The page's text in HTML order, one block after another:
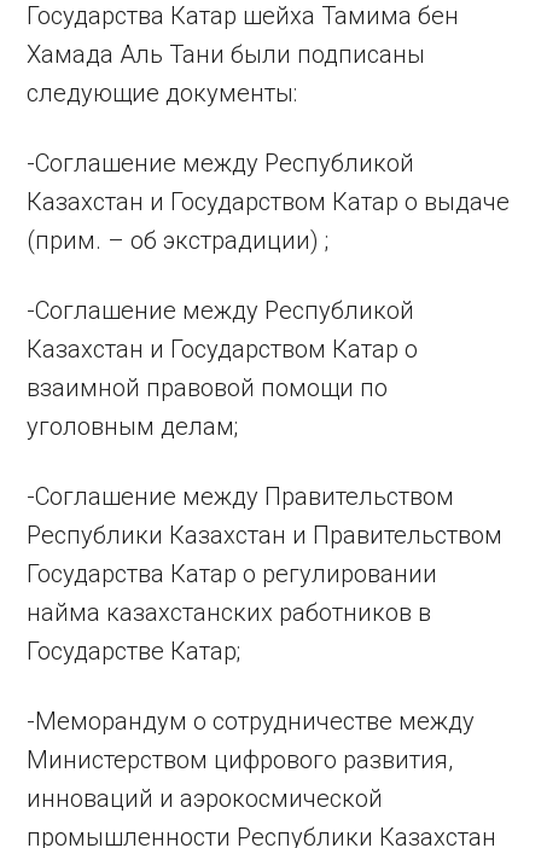
Государства Катар шейха Тамима бен
Хамада Аль Тани были подписаны
следующие документы:
-Соглашение между Республикой
Казахстан и Государством Катар о выдаче
(прим. – об экстрадиции) ;
-Соглашение между Республикой
Казахстан и Государством Катар о
взаимной правовой помощи по
уголовным делам;
-Соглашение между Правительством
Республики Казахстан и Правительством
Государства Катар о регулировании
найма казахстанских работников в
Государстве Катар;
-Меморандум о сотрудничестве между
Министерством цифрового развития,
инноваций и аэрокосмической
промышленности Республики Казахстан